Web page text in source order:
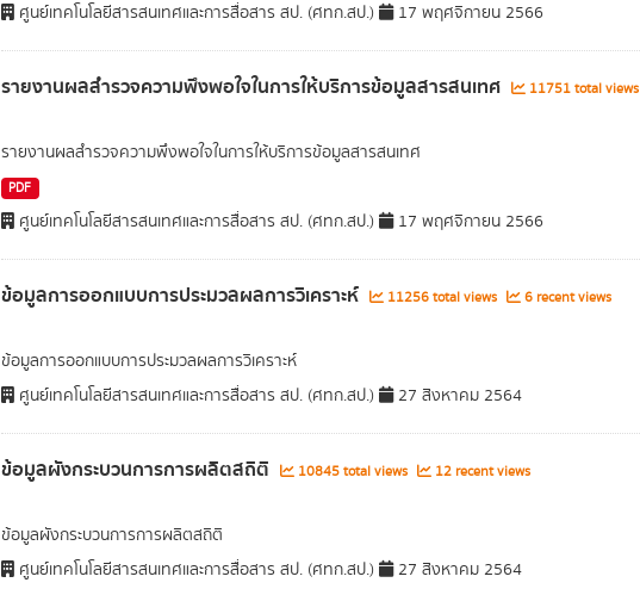
ศูนย์เทคโนโลยีสารสนเทศและการสื่อสาร สป. (ศทก.สป.) 17 พฤศจิกายน 2566
รายงานผลสำรวจความพึงพอใจในการให้บริการข้อมูลสารสนเทศ 11751 total views
รายงานผลสำรวจความพึงพอใจในการให้บริการข้อมูลสารสนเทศ
PDF
ศูนย์เทคโนโลยีสารสนเทศและการสื่อสาร สป. (ศทก.สป.) 17 พฤศจิกายน 2566
ข้อมูลการออกแบบการประมวลผลการวิเคราะห์ 11256 total views 6 recent views
ข้อมูลการออกแบบการประมวลผลการวิเคราะห์
ศูนย์เทคโนโลยีสารสนเทศและการสื่อสาร สป. (ศทก.สป.)
27 สิงหาคม 2564
ข้อมูลผังกระบวนการการผลิตสถิติ 10845 total views 12 recent views
ข้อมูลผังกระบวนการการผลิตสถิติ
ศูนย์เทคโนโลยีสารสนเทศและการสื่อสาร สป. (ศทก.สป.)
27 สิงหาคม 2564